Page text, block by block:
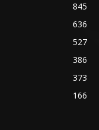
845
636
527
386
373
166